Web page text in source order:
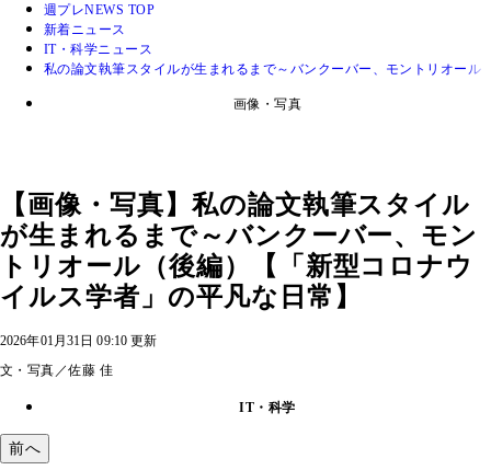
週プレNEWS TOP
新着ニュース
IT・科学ニュース
私の論文執筆スタイルが生まれるまで～バンクーバー、モントリオー
画像・写真
【画像・写真】私の論文執筆スタイル
が生まれるまで～バンクーバー、モン
トリオール（後編）【「新型コロナウ
イルス学者」の平凡な日常】
2026年01月31日 09:10 更新
文・写真／佐藤 佳
IT・科学
前へ